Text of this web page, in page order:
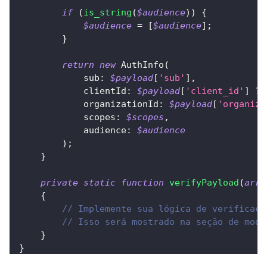
if (is_string ($audience) )
{
$audience = [$audience] ;
}
return new AuthInfo (
sub : $payload[ 'sub' ] ,
clientId : $payload[ 'client_id' ]
??
organizationId : $payload[
scopes : $scopes ,
audience:
$audience
) ;
}
private static function verifyPayload (
{
// Implemente sua lógica de
// Isso será mostrado na seção de
}
}